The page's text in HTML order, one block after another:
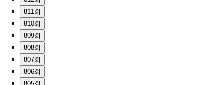
811회
810회
809회
808회
807회
806회